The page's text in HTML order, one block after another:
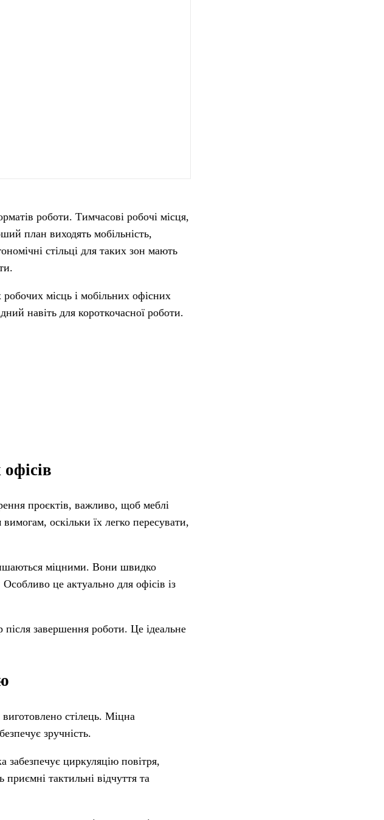
роботи. Тимчасові робочі місця,
план виходять мобільність,
стільці для таких зон мають
місць і мобільних офісних
навіть для короткочасної роботи.
проєктів, важливо, щоб меблі
оскільки їх легко пересувати,
міцними. Вони швидко
це актуально для офісів із
після завершення роботи. Це ідеальне
стілець. Міцна
зручність.
циркуляцію повітря,
тактильні відчуття та